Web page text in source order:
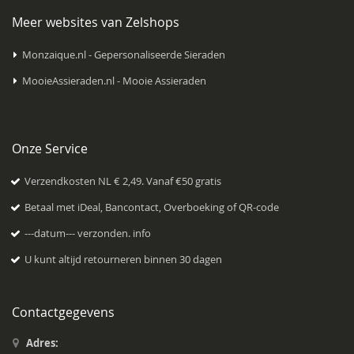
Meer websites van Zelshops
Monzaique.nl - Gepersonaliseerde Sieraden
MooieAssieraden.nl - Mooie Assieraden
Onze Service
Verzendkosten NL € 2,49. Vanaf €50 gratis
Betaal met iDeal, Bancontact, Overboeking of QR-code
---datum--- verzonden. info
U kunt altijd retourneren binnen 30 dagen
Contactgegevens
Adres: